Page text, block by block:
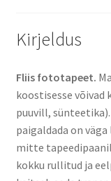
Kirjeldus
Fliis fototapeet.
koostisesse võivad
puuvill,
paigaldada on
mitte
kokku rullitud ja